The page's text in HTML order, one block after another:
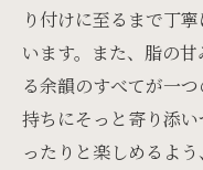
り付けに至るまで丁
います。また、脂の
る余韻のすべてが一
持ちにそっと寄り添
ったりと楽しめるよ